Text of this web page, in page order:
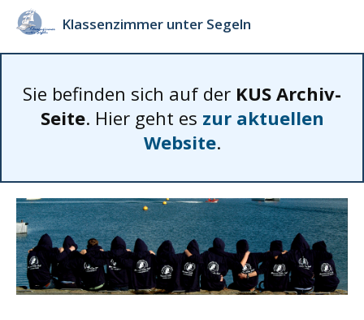
Klassenzimmer unter Segeln
Sie befinden sich auf der KUS Archiv-
Seite. Hier geht es zur aktuellen
Website.